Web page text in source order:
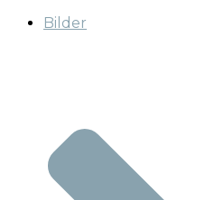
Bilder